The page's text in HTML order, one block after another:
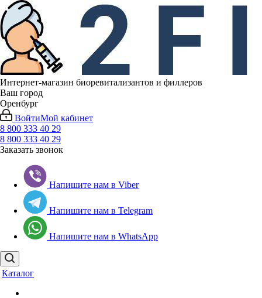
Интернет-магазин биоревитализантов и филлеров
Ваш город
Оренбург
ВойтиМой кабинет
8 800 333 40 29
8 800 333 40 29
Заказать звонок
Напишите нам в Viber
Напишите нам в Telegram
Напишите нам в WhatsApp
Каталог